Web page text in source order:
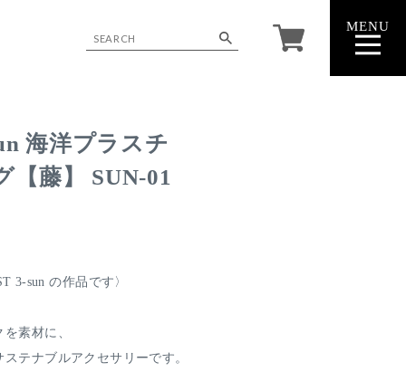
MENU
CLOSE
海洋プラスチ
【藤】 SUN-01
3-sun の作品です〉
素材に、
テナブルアクセサリーです。